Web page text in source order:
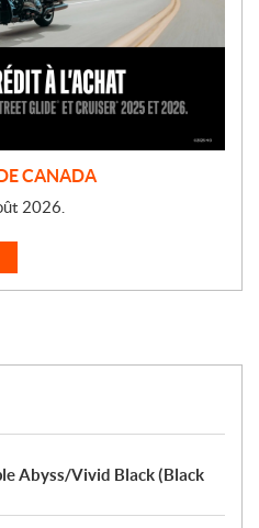
CANADA
2026.
Abyss/Vivid Black (Black